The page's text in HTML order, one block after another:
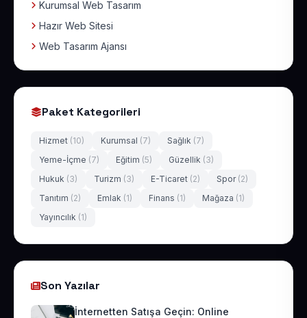
Kurumsal Web Tasarım
Hazır Web Sitesi
Web Tasarım Ajansı
Paket Kategorileri
Hizmet (10) Kurumsal (7) Sağlık (7)
Yeme-İçme (7) Eğitim (5) Güzellik (3)
Hukuk (3) Turizm (3) E-Ticaret (2) Spor (2)
Tanıtım (2) Emlak (1) Finans (1) Mağaza (1)
Yayıncılık (1)
Son Yazılar
İnternetten Satışa Geçin: Online